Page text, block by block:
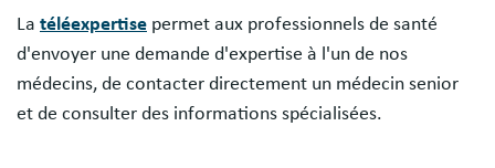
La téléexpertise permet aux professionnels de santé
d'envoyer une demande d'expertise à l'un de nos
médecins, de contacter directement un médecin senior
et de consulter des informations spécialisées.